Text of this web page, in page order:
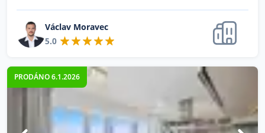
Václav Moravec
5.0
PRODÁNO 6.1.2026